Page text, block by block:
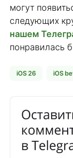
могут
следующих
нашем
понравилась
iOS 26 iOS